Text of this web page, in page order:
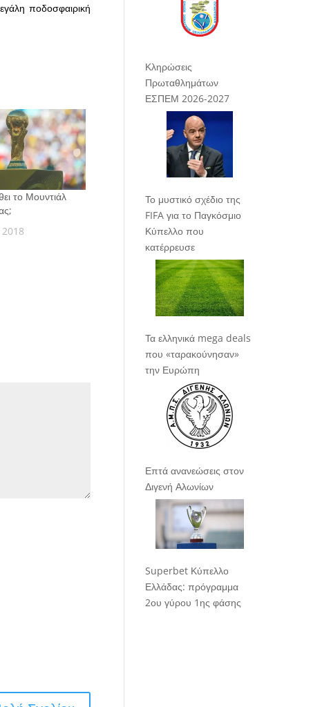
ποδοσφαιρική
το Μουντιάλ
2018
Κληρώσεις
Πρωταθλημάτων
ΕΣΠΕΜ 2026-2027
Το μυστικό σχέδιο της
FIFA για το Παγκόσμιο
Κύπελλο που
κατέρρευσε
Τα ελληνικά mega deals
που «ταρακούνησαν»
την Ευρώπη
Επτά ανανεώσεις στον
Διγενή Αλωνίων
Superbet Κύπελλο
Ελλάδας: πρόγραμμα
2ου γύρου 1ης φάσης